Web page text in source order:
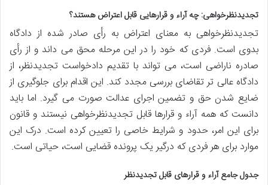
تجدیدنظرخواهی: چه آراء و قرارهایی قابل اعتراض هستند؟
تجدیدنظرخواهی به معنای اعتراض به رأی صادر شده از دادگاه
بدوی است. فردی که خود را در این مرحله محق می داند و از رأی
صادره ناراضی است، می تواند با تقدیم دادخواست تجدیدنظر، از
دادگاه عالی تر تقاضای بررسی مجدد کند. این اقدام برای جلوگیری از
ضایع شدن حق و تضمین اجرای عدالت صورت می گیرد. اما باید
دانست که همه آراء و قرارها قابل تجدیدنظرخواهی نیستند و قانون
برای این امر، حدود و شرایط خاصی را تعیین کرده است. درک این
موارد برای هر فردی که درگیر یک پرونده قضایی است، حیاتی است.
جدول جامع آراء و قرارهای قابل تجدیدنظر